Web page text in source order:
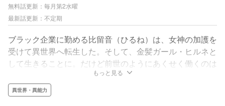
無料話更新：毎月第2水曜
最新話更新：不定期
ブラック企業に勤める比留音（ひるね）は、女神の加護を
受けて異世界へ転生した。そして、金髪ガール・ヒルネと
して生きることに。だけど前世のようにあくせく働くのは
嫌なので、大聖女になってのんびり生活しようと決意す
る。マイペース＆スローライフな、居眠り大聖女の伝説が
いま開幕する！
もっと見る
異世界・異能力